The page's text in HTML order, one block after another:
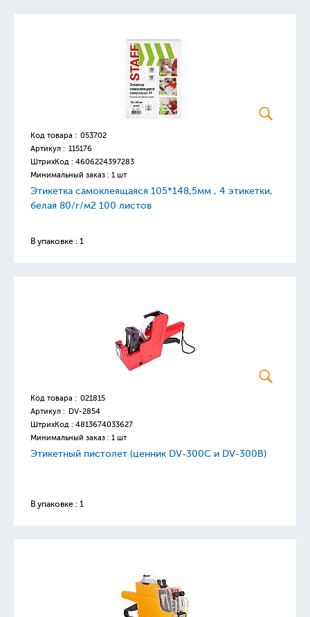
Код товара : 053702
Артикул : 115176
ШтрихКод : 4606224397283
Минимальный заказ : 1 шт
Этикетка самоклеящаяся 105*148,5мм , 4 этикетки,
белая 80/г/м2 100 листов
В упаковке : 1
Код товара : 021815
Артикул : DV-2854
ШтрихКод : 4813674033627
Минимальный заказ : 1 шт
Этикетный пистолет (ценник DV-300C и DV-300B)
В упаковке : 1